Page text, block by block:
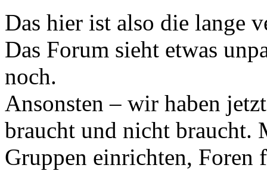
Das hier ist also die lange
Das Forum sieht etwas
noch.
Ansonsten – wir haben
braucht und nicht braucht.
Gruppen einrichten, Foren